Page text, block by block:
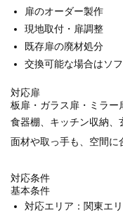
扉のオーダー製作
現地取付・扉調整
既存扉の廃材処分
交換可能な場合はソ
対応扉
板扉・ガラス扉・ミラー
食器棚、キッチン収納、
面材や取っ手も、空間に
対応条件
基本条件
対応エリア：関東エ